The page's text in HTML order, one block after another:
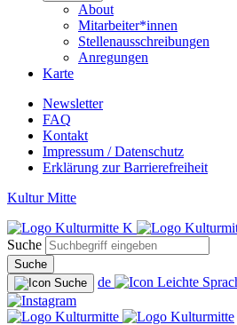
About
Mitarbeiter*innen
Stellenausschreibungen
Anregungen
Karte
Newsletter
FAQ
Kontakt
Impressum / Datenschutz
Erklärung zur Barrierefreiheit
Kultur Mitte
Suche
Suche
de